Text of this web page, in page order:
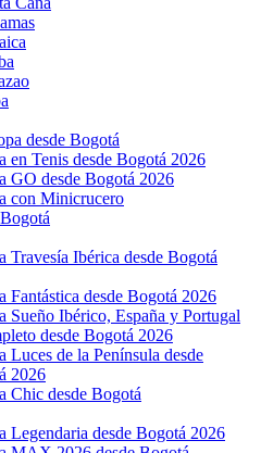
desde Bogotá
en Tenis desde Bogotá 2026
GO desde Bogotá 2026
con Minicrucero
Travesía Ibérica desde Bogotá
Fantástica desde Bogotá 2026
Sueño Ibérico, España y Portugal
desde Bogotá 2026
Luces de la Península desde
2026
Chic desde Bogotá
Legendaria desde Bogotá 2026